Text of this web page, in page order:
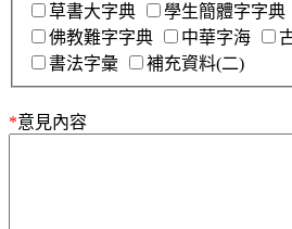
草書大字典
學生簡體字字典
佛教難字字典
中華字海
書法字彙
補充資料(二)
*意見內容